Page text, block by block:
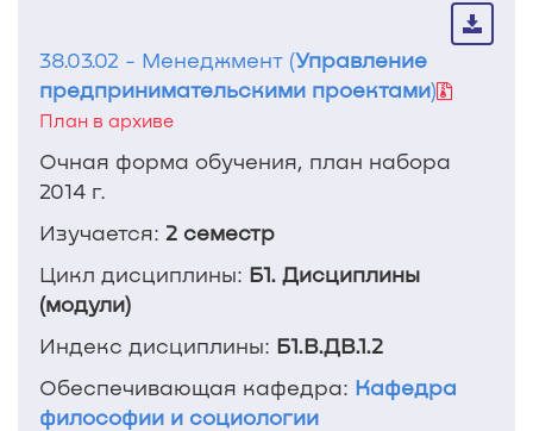
38.03.02 - Менеджмент (Управление
предпринимательскими проектами)
План в архиве
Очная форма обучения, план набора
2014 г.
Изучается: 2 семестр
Цикл дисциплины: Б1. Дисциплины
(модули)
Индекс дисциплины: Б1.В.ДВ.1.2
Обеспечивающая кафедра: Кафедра
философии и социологии